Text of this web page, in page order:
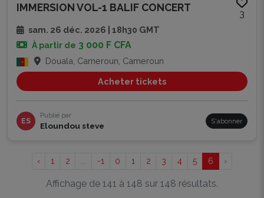
IMMERSION VOL-1 BALIF CONCERT
3
sam. 26 déc. 2026 | 18h30 GMT
À partir de 3 000 F CFA
Douala, Cameroun, Cameroun
Acheter tickets
ES
Publié par
Eloundou steve S'abonner
‹ 1 2 ... -1 0 1 2 3 4 5 6 ›
Affichage de 141 à 148 sur 148 résultats.